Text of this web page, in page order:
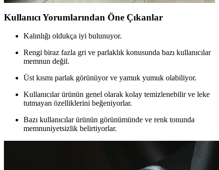
Kullanıcı Yorumlarından Öne Çıkanlar
Kalınlığı oldukça iyi bulunuyor.
Rengi biraz fazla gri ve parlaklık konusunda bazı kullanıcılar
memnun değil.
Üst kısmı parlak görünüyor ve yamuk yumuk olabiliyor.
Kullanıcılar ürünün genel olarak kolay temizlenebilir ve leke
tutmayan özelliklerini beğeniyorlar.
Bazı kullanıcılar ürünün görünümünde ve renk tonunda
memnuniyetsizlik belirtiyorlar.